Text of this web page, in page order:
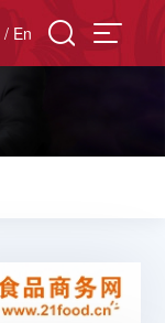
/ En